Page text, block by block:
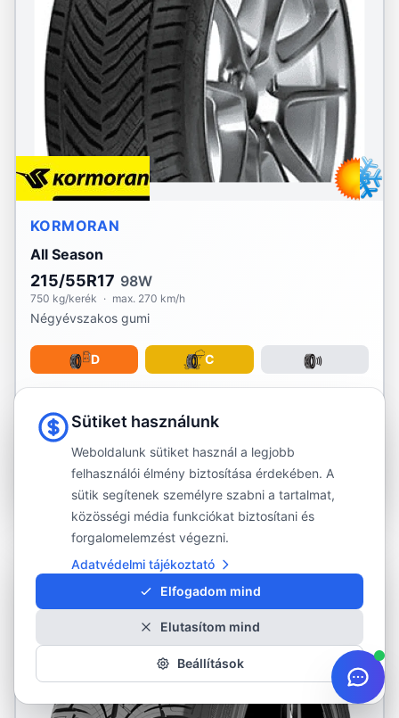
KORMORAN
All Season
215/55R17 98W
750 kg/kerék · max. 270 km/h
Négyévszakos gumi
D C
Rendelhető
Részletek és rendelés
NINCS RAKTÁRON
Sütiket használunk
Weboldalunk sütiket használ a legjobb
felhasználói élmény biztosítása érdekében. A
sütik segítenek személyre szabni a tartalmat,
közösségi média funkciókat biztosítani és
forgalomelemzést végezni.
Adatvédelmi tájékoztató
Elfogadom mind
Elutasítom mind
Beállítások